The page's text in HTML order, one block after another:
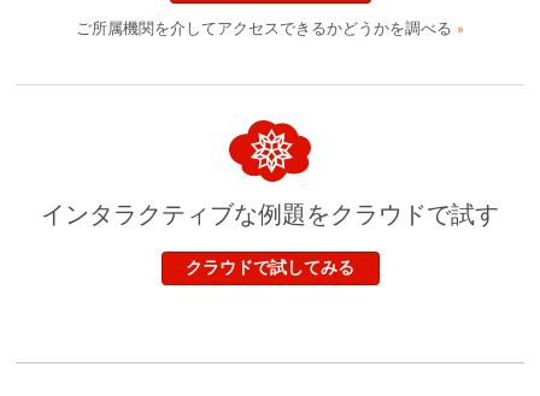
ご所属機関を介してアクセスできるかどうかを調べる
インタラクティブな例題をクラウドで試す
クラウドで試してみる